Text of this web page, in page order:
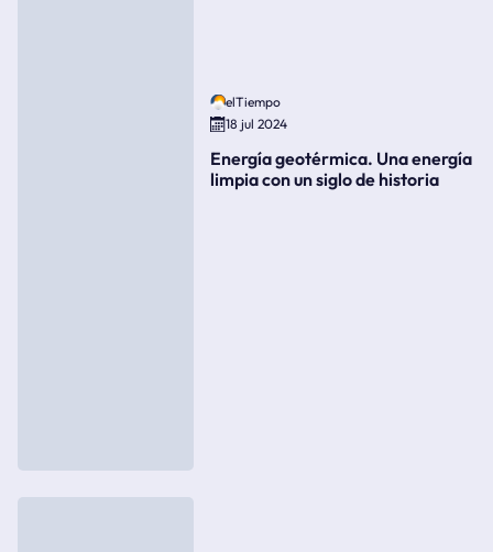
elTiempo
18 jul 2024
Energía geotérmica. Una energía
limpia con un siglo de historia